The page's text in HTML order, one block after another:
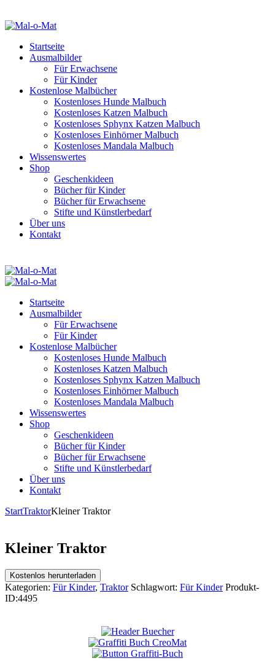
Startseite
Ausmalbilder
Für Erwachsene
Für Kinder
Kostenlose Malbücher
Kostenloses Hunde Malbuch
Kostenloses Katzen Malbuch
Kostenloses Sphynx Katzen Malbuch
Kostenloses Einhörner Malbuch
Kostenloses Mandala Malbuch
Wissenswertes
Shop
Geschenkideen
Bücher für Kinder
Bücher für Erwachsene
Stifte und Künstlerbedarf
Über uns
Kontakt
Startseite
Ausmalbilder
Für Erwachsene
Für Kinder
Kostenlose Malbücher
Kostenloses Hunde Malbuch
Kostenloses Katzen Malbuch
Kostenloses Sphynx Katzen Malbuch
Kostenloses Einhörner Malbuch
Kostenloses Mandala Malbuch
Wissenswertes
Shop
Geschenkideen
Bücher für Kinder
Bücher für Erwachsene
Stifte und Künstlerbedarf
Über uns
Kontakt
StartTraktorKleiner Traktor
Kleiner Traktor
Kostenlos herunterladen
Kategorien: Für Kinder, Traktor Schlagwort: Für Kinder Produkt-
ID:4495